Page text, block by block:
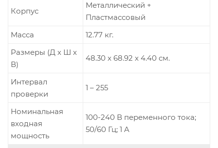
Корпус
Металлический +
Пластмассовый
Масса
12.77 кг.
Размеры (Д х Ш х
В)
48.30 x 68.92 x 4.40 см.
Интервал
проверки
1 – 255
Номинальная
входная
мощность
100-240 В переменного тока;
50/60 Гц; 1 A